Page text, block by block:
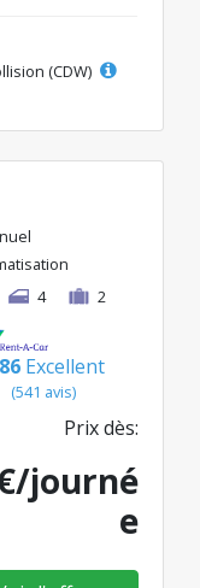
(CDW)
4 2
Excellent
(541 avis)
Prix dès:
journé
e